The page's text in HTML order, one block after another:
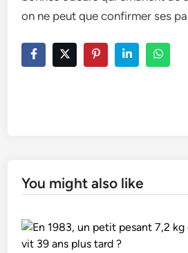
on ne peut que confirmer ses
You might also like